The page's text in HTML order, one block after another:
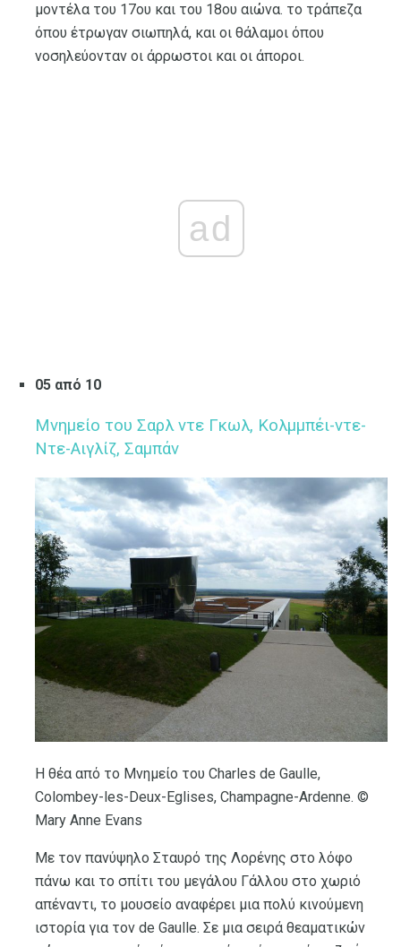
μοντέλα του 17ου και του 18ου αιώνα. το τράπεζα
όπου έτρωγαν σιωπηλά, και οι θάλαμοι όπου
νοσηλεύονταν οι άρρωστοι και οι άποροι.
ad
05 από 10
Μνημείο του Σαρλ ντε Γκωλ, Κολμμπέι-ντε-
Ντε-Αιγλίζ, ​​Σαμπάν
Η θέα από το Μνημείο του Charles de Gaulle,
Colombey-les-Deux-Eglises, Champagne-Ardenne. ©
Mary Anne Evans
Με τον πανύψηλο Σταυρό της Λορένης στο λόφο
πάνω και το σπίτι του μεγάλου Γάλλου στο χωριό
απέναντι, το μουσείο αναφέρει μια πολύ κινούμενη
ιστορία για τον de Gaulle. Σε μια σειρά θεαματικών